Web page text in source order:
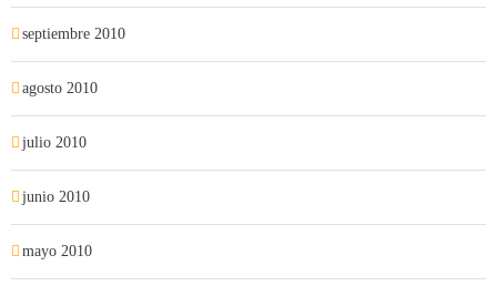
septiembre 2010
agosto 2010
julio 2010
junio 2010
mayo 2010